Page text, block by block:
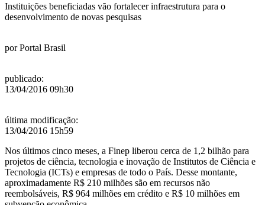
5
meses,
Instituições beneficiadas vão fortalecer infraestrutura para o
desenvolvimento de novas pesquisas
porPortal Brasil
publicado:
13/04/2016 09h30
última modificação:
13/04/2016 15h59
Nos últimos cinco meses, a Finep liberou cerca de 1,2 bilhão para
projetos de ciência, tecnologia e inovação de Institutos de Ciência e
Tecnologia (ICTs) e empresas de todo o País. Desse montante,
aproximadamente R$ 210 milhões são em recursos não
reembolsáveis, R$ 964 milhões em crédito e R$ 10 milhões em